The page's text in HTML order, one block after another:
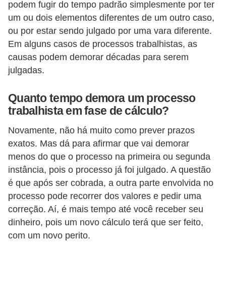
podem fugir do tempo padrão simplesmente por ter
um ou dois elementos diferentes de um outro caso,
ou por estar sendo julgado por uma vara diferente.
Em alguns casos de processos trabalhistas, as
causas podem demorar décadas para serem
julgadas.
Quanto tempo demora um processo
trabalhista em fase de cálculo?
Novamente, não há muito como prever prazos
exatos. Mas dá para afirmar que vai demorar
menos do que o processo na primeira ou segunda
instância, pois o processo já foi julgado. A questão
é que após ser cobrada, a outra parte envolvida no
processo pode recorrer dos valores e pedir uma
correção. Aí, é mais tempo até você receber seu
dinheiro, pois um novo cálculo terá que ser feito,
com um novo perito.
M
o
t
i
v
ç
ã
o
n
o
t
r
a
b
a